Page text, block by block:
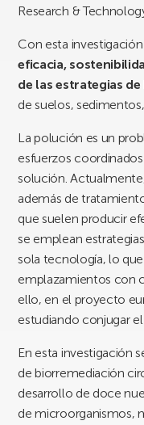
Research &
Con esta
eficacia,
de las estrategias
de suelos,
La polución es un
esfuerzos
solución.
además de
que suelen producir
se emplean
sola tecnología, lo
emplazamientos con
ello, en el proyecto
estudiando conjugar
En esta investigación
de biorremediación
desarrollo de doce
de microorganismos,